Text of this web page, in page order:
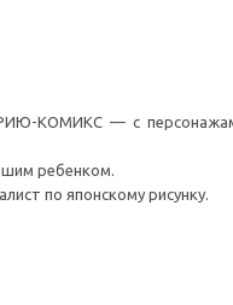
КОМИКС — с
ребенком.
по японскому рисунку.